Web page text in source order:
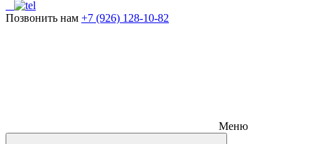
Позвонить нам +7 (926) 128-10-82
Меню